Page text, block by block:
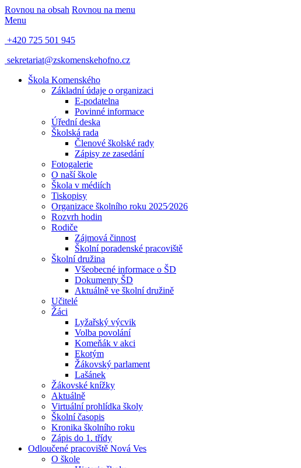
Rovnou na obsah Rovnou na menu
Menu
+420 725 501 945
sekretariat@zskomenskehofno.cz
Škola Komenského
Základní údaje o organizaci
E-podatelna
Povinné informace
Úřední deska
Školská rada
Členové školské rady
Zápisy ze zasedání
Fotogalerie
O naší škole
Škola v médiích
Tiskopisy
Organizace školního roku 2025⁄2026
Rozvrh hodin
Rodiče
Zájmová činnost
Školní poradenské pracoviště
Školní družina
Všeobecné informace o ŠD
Dokumenty ŠD
Aktuálně ve školní družině
Učitelé
Žáci
Lyžařský výcvik
Volba povolání
Komeňák v akci
Ekotým
Žákovský parlament
Lašánek
Žákovské knížky
Aktuálně
Virtuální prohlídka školy
Školní časopis
Kronika školního roku
Zápis do 1. třídy
Odloučené pracoviště Nová Ves
O škole